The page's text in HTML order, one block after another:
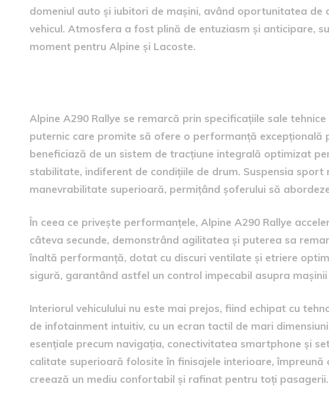
domeniul auto și iubitori de mașini, având oportunitatea de
vehicul. Atmosfera a fost plină de entuziasm și anticipare,
moment pentru Alpine și Lacoste.
Alpine A290 Rallye se remarcă prin specificațiile sale
puternic care promite să ofere o performanță excepțională
beneficiază de un sistem de tracțiune integrală optimizat
stabilitate, indiferent de condițiile de drum. Suspensia sport
manevrabilitate superioară, permițând șoferului să
În ceea ce privește performanțele, Alpine A290 Rallye
câteva secunde, demonstrând agilitatea și puterea sa
înaltă performanță, dotat cu discuri ventilate și etriere
sigură, garantând astfel un control impecabil asupra
Interiorul vehiculului nu este mai prejos, fiind echipat cu
de infotainment intuitiv, cu un ecran tactil de mari
esențiale precum navigația, conectivitatea smartphone și
calitate superioară folosite în finisajele interioare, împreună
creează un mediu confortabil și rafinat pentru toți pasagerii.